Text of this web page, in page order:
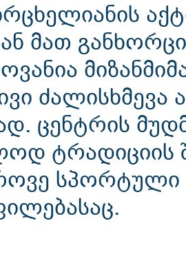
მათ
ძალისხმევა
ცენტრის
ტრადიციის
სპორტული